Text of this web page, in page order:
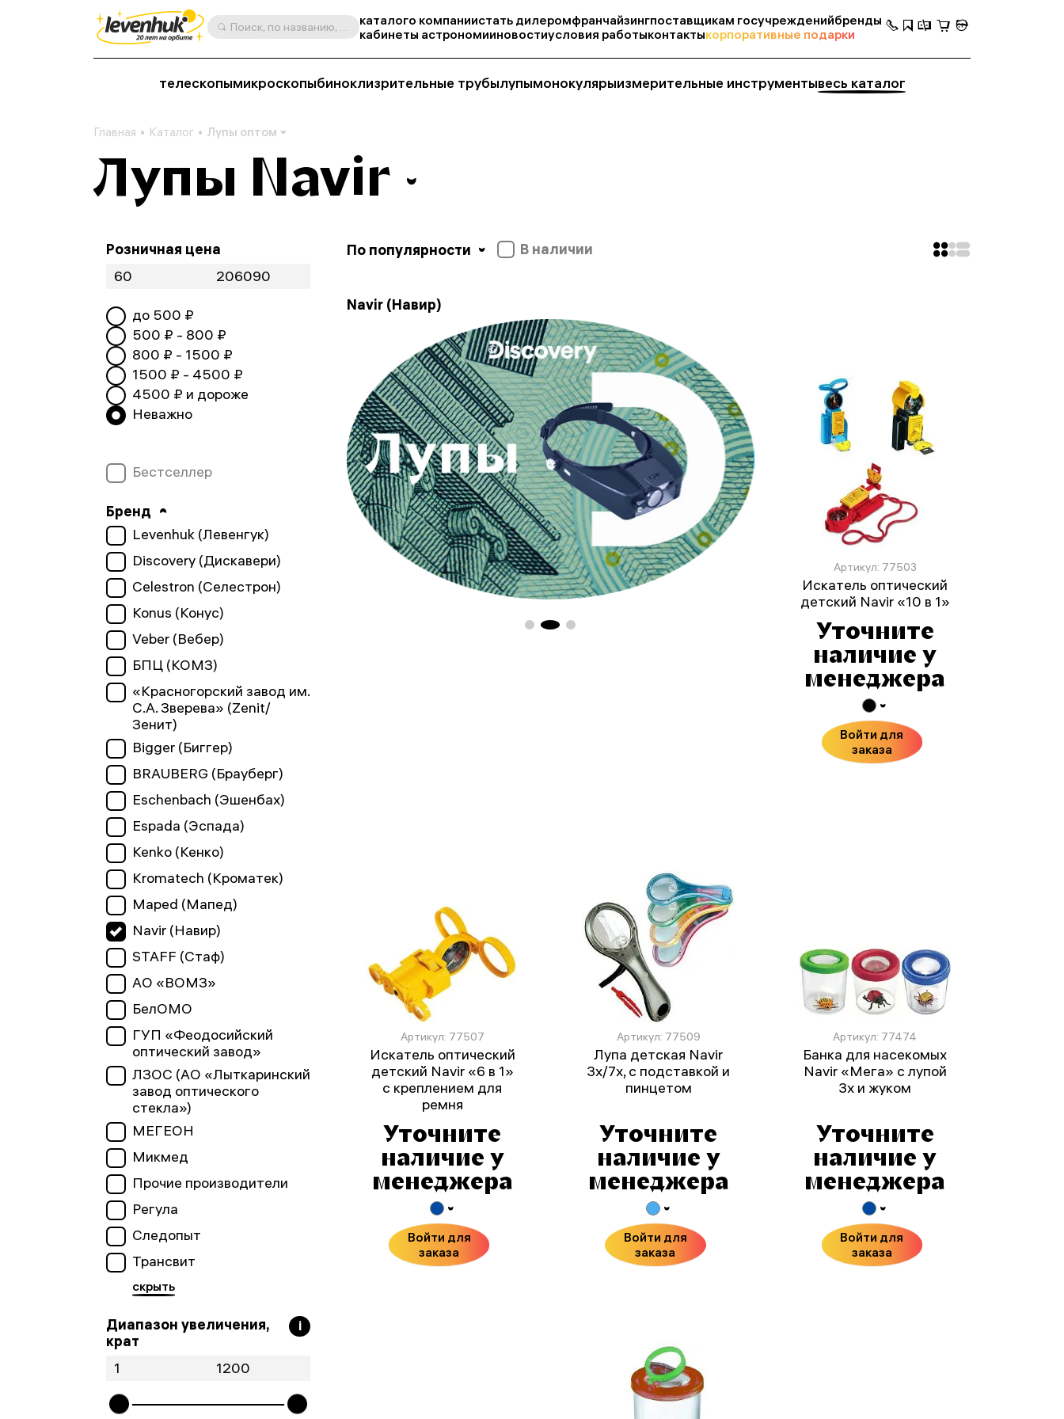
Поиск, по названию, артикулу, категории и др. каталого компаниистать дилеромфранчайзингпоставщикам госучрежденийбренды
кабинеты астрономииновостиусловия работыконтактыкорпоративные подарки
телескопымикроскопыбиноклизрительные трубылупымонокулярыизмерительные инструментывесь каталог
Главная Каталог Лупы оптом
Лупы Navir
Розничная цена
до 500 ₽
500 ₽ - 800 ₽
800 ₽ - 1500 ₽
1500 ₽ - 4500 ₽
4500 ₽ и дороже
Неважно
Бестселлер
Бренд
Levenhuk (Левенгук)
Discovery (Дискавери)
Celestron (Селестрон)
Konus (Конус)
Veber (Вебер)
БПЦ (КОМЗ)
«Красногорский завод им.
С.А. Зверева» (Zenit/
Зенит)
Bigger (Биггер)
BRAUBERG (Брауберг)
Eschenbach (Эшенбах)
Espada (Эспада)
Kenko (Кенко)
Kromatech (Кроматек)
Maped (Мапед)
Navir (Навир)
STAFF (Стаф)
АО «ВОМЗ»
БелОМО
ГУП «Феодосийский
оптический завод»
ЛЗОС (АО «Лыткаринский
завод оптического
стекла»)
МЕГЕОН
Микмед
Прочие производители
Регула
Следопыт
Трансвит
Диапазон увеличения,
крат
i
По популярности В наличии
Navir (Навир)
Артикул: 77503
Искатель оптический
детский Navir «10 в 1»
Уточните
наличие у
менеджера
Войти для
заказа
Артикул: 77507
Искатель оптический
детский Navir «6 в 1»
с креплением для
ремня
Уточните
наличие у
менеджера
Войти для
заказа
Артикул: 77509
Лупа детская Navir
3x/7x, с подставкой и
пинцетом
Уточните
наличие у
менеджера
Войти для
заказа
Артикул: 77474
Банка для насекомых
Navir «Мега» с лупой
3x и жуком
Уточните
наличие у
менеджера
Войти для
заказа